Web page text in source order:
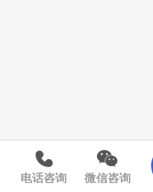
电话咨询 微信咨询